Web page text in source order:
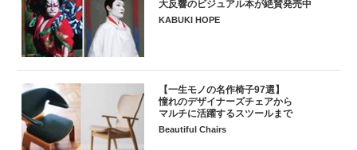
大反響のビジュアル本が絶賛発売中
KABUKI HOPE
【一生モノの名作椅子97選】
憧れのデザイナーズチェアから
マルチに活躍するスツールまで
Beautiful Chairs